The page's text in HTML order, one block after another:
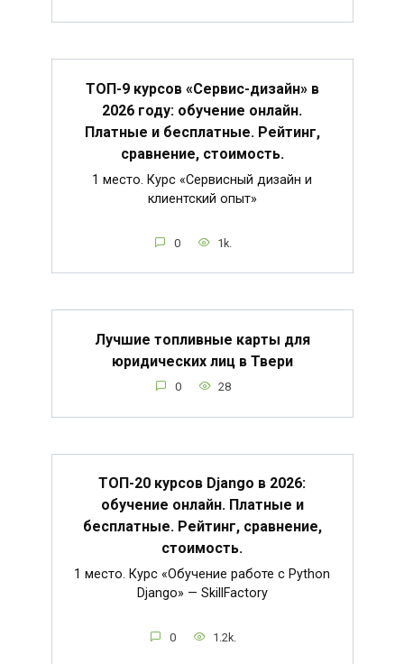
ТОП-9 курсов «Сервис-дизайн» в
2026 году: обучение онлайн.
Платные и бесплатные. Рейтинг,
сравнение, стоимость.
1 место. Курс «Сервисный дизайн и
клиентский опыт»
0 1k.
Лучшие топливные карты для
юридических лиц в Твери
0 28
ТОП-20 курсов Django в 2026:
обучение онлайн. Платные и
бесплатные. Рейтинг, сравнение,
стоимость.
1 место. Курс «Обучение работе с Python
Django» — SkillFactory
0 1.2k.